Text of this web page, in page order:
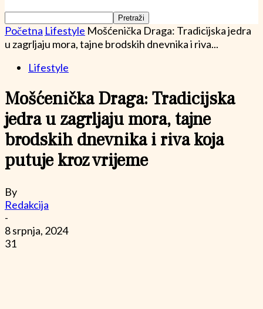
Početna Lifestyle Mošćenička Draga: Tradicijska jedra
u zagrljaju mora, tajne brodskih dnevnika i riva...
Lifestyle
Mošćenička Draga: Tradicijska
jedra u zagrljaju mora, tajne
brodskih dnevnika i riva koja
putuje kroz vrijeme
By
Redakcija
-
8 srpnja, 2024
31